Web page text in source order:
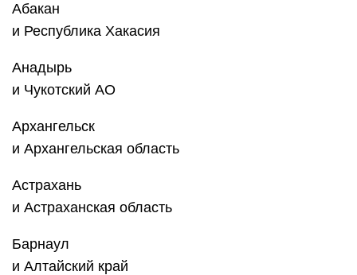
Абакан
и Республика Хакасия
Анадырь
и Чукотский АО
Архангельск
и Архангельская область
Астрахань
и Астраханская область
Барнаул
и Алтайский край